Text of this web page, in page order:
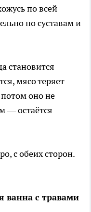
по всей
по суставам и
становится
мясо теряет
потом оно не
— остаётся
с обеих сторон.
ванна с травами